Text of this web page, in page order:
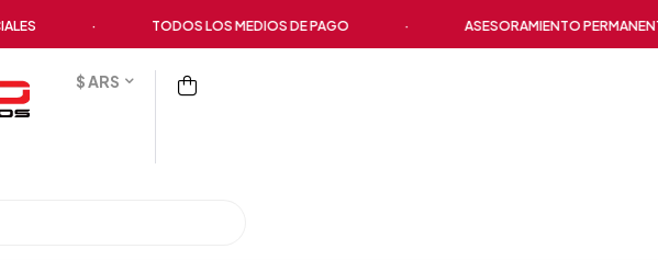
TODOS LOS MEDIOS DE PAGO ASESORAMIENTO PERMANENTE
$ ARS